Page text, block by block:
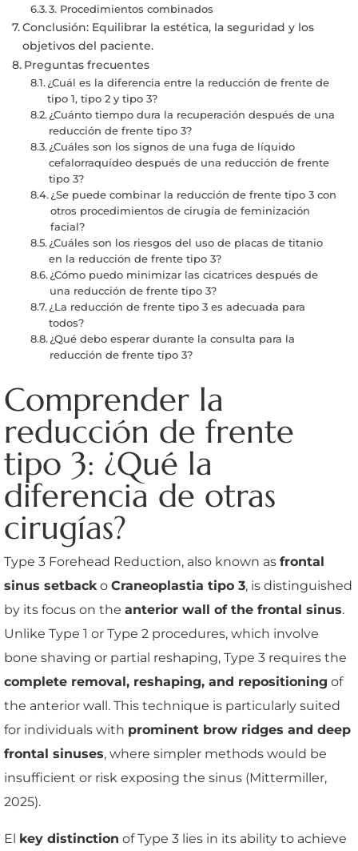
3. Procedimientos combinados
Conclusión: Equilibrar la estética, la seguridad y los
objetivos del paciente.
Preguntas frecuentes
¿Cuál es la diferencia entre la reducción de frente de
tipo 1, tipo 2 y tipo 3?
¿Cuánto tiempo dura la recuperación después de una
reducción de frente tipo 3?
¿Cuáles son los signos de una fuga de líquido
cefalorraquídeo después de una reducción de frente
tipo 3?
¿Se puede combinar la reducción de frente tipo 3 con
otros procedimientos de cirugía de feminización
facial?
¿Cuáles son los riesgos del uso de placas de titanio
en la reducción de frente tipo 3?
¿Cómo puedo minimizar las cicatrices después de
una reducción de frente tipo 3?
¿La reducción de frente tipo 3 es adecuada para
todos?
¿Qué debo esperar durante la consulta para la
reducción de frente tipo 3?
Comprender la
reducción de frente
tipo 3: ¿Qué la
diferencia de otras
cirugías?
Type 3 Forehead Reduction, also known as frontal
sinus setbacko Craneoplastia tipo 3, is distinguished
by its focus on the anterior wall of the frontal sinus.
Unlike Type 1 or Type 2 procedures, which involve
bone shaving or partial reshaping, Type 3 requires the
complete removal, reshaping, and repositioning of
the anterior wall. This technique is particularly suited
for individuals with prominent brow ridges and deep
frontal sinuses, where simpler methods would be
insufficient or risk exposing the sinus (Mittermiller,
2025).
El key distinction of Type 3 lies in its ability to achieve